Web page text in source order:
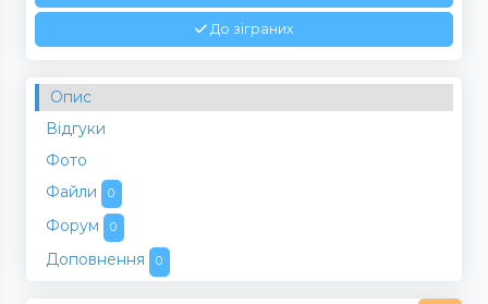
До зіграних
Опис
Відгуки
Фото
Файли
0
Форум 0
Доповнення 0